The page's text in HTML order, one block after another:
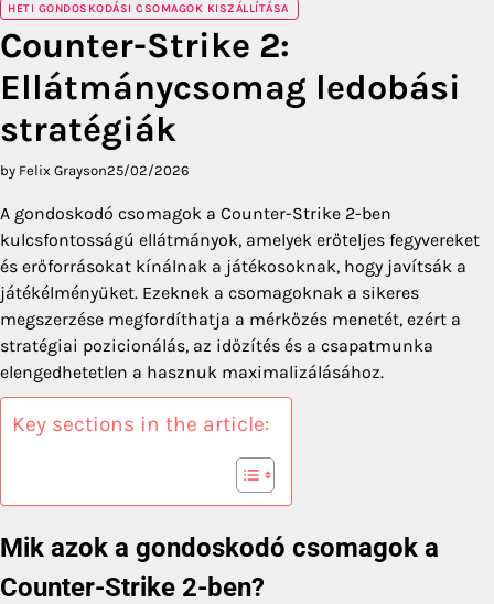
HETI GONDOSKODÁSI CSOMAGOK KISZÁLLÍTÁSA
Counter-Strike 2:
Ellátmánycsomag ledobási
stratégiák
by Felix Grayson25/02/2026
A gondoskodó csomagok a Counter-Strike 2-ben
kulcsfontosságú ellátmányok, amelyek erőteljes fegyvereket
és erőforrásokat kínálnak a játékosoknak, hogy javítsák a
játékélményüket. Ezeknek a csomagoknak a sikeres
megszerzése megfordíthatja a mérkőzés menetét, ezért a
stratégiai pozicionálás, az időzítés és a csapatmunka
elengedhetetlen a hasznuk maximalizálásához.
Key sections in the article:
Mik azok a gondoskodó csomagok a
Counter-Strike 2-ben?